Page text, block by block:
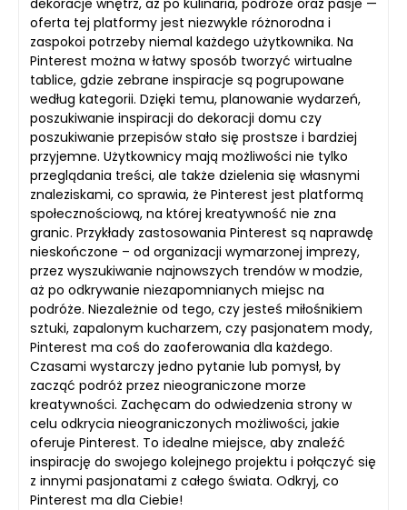
oferta tej platformy jest niezwykle różnorodna i
zaspokoi potrzeby niemal każdego użytkownika. Na
Pinterest można w łatwy sposób tworzyć wirtualne
tablice, gdzie zebrane inspiracje są pogrupowane
według kategorii. Dzięki temu, planowanie wydarzeń,
poszukiwanie inspiracji do dekoracji domu czy
poszukiwanie przepisów stało się prostsze i bardziej
przyjemne. Użytkownicy mają możliwości nie tylko
przeglądania treści, ale także dzielenia się własnymi
znaleziskami, co sprawia, że Pinterest jest platformą
społecznościową, na której kreatywność nie zna
granic. Przykłady zastosowania Pinterest są naprawdę
nieskończone – od organizacji wymarzonej imprezy,
przez wyszukiwanie najnowszych trendów w modzie,
aż po odkrywanie niezapomnianych miejsc na
podróże. Niezależnie od tego, czy jesteś miłośnikiem
sztuki, zapalonym kucharzem, czy pasjonatem mody,
Pinterest ma coś do zaoferowania dla każdego.
Czasami wystarczy jedno pytanie lub pomysł, by
zacząć podróż przez nieograniczone morze
kreatywności. Zachęcam do odwiedzenia strony w
celu odkrycia nieograniczonych możliwości, jakie
oferuje Pinterest. To idealne miejsce, aby znaleźć
inspirację do swojego kolejnego projektu i połączyć się
z innymi pasjonatami z całego świata. Odkryj, co
Pinterest ma dla Ciebie!